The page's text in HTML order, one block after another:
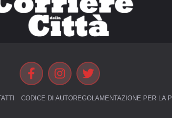
CODICE DI AUTOREGOLAMENTAZIONE PER LA